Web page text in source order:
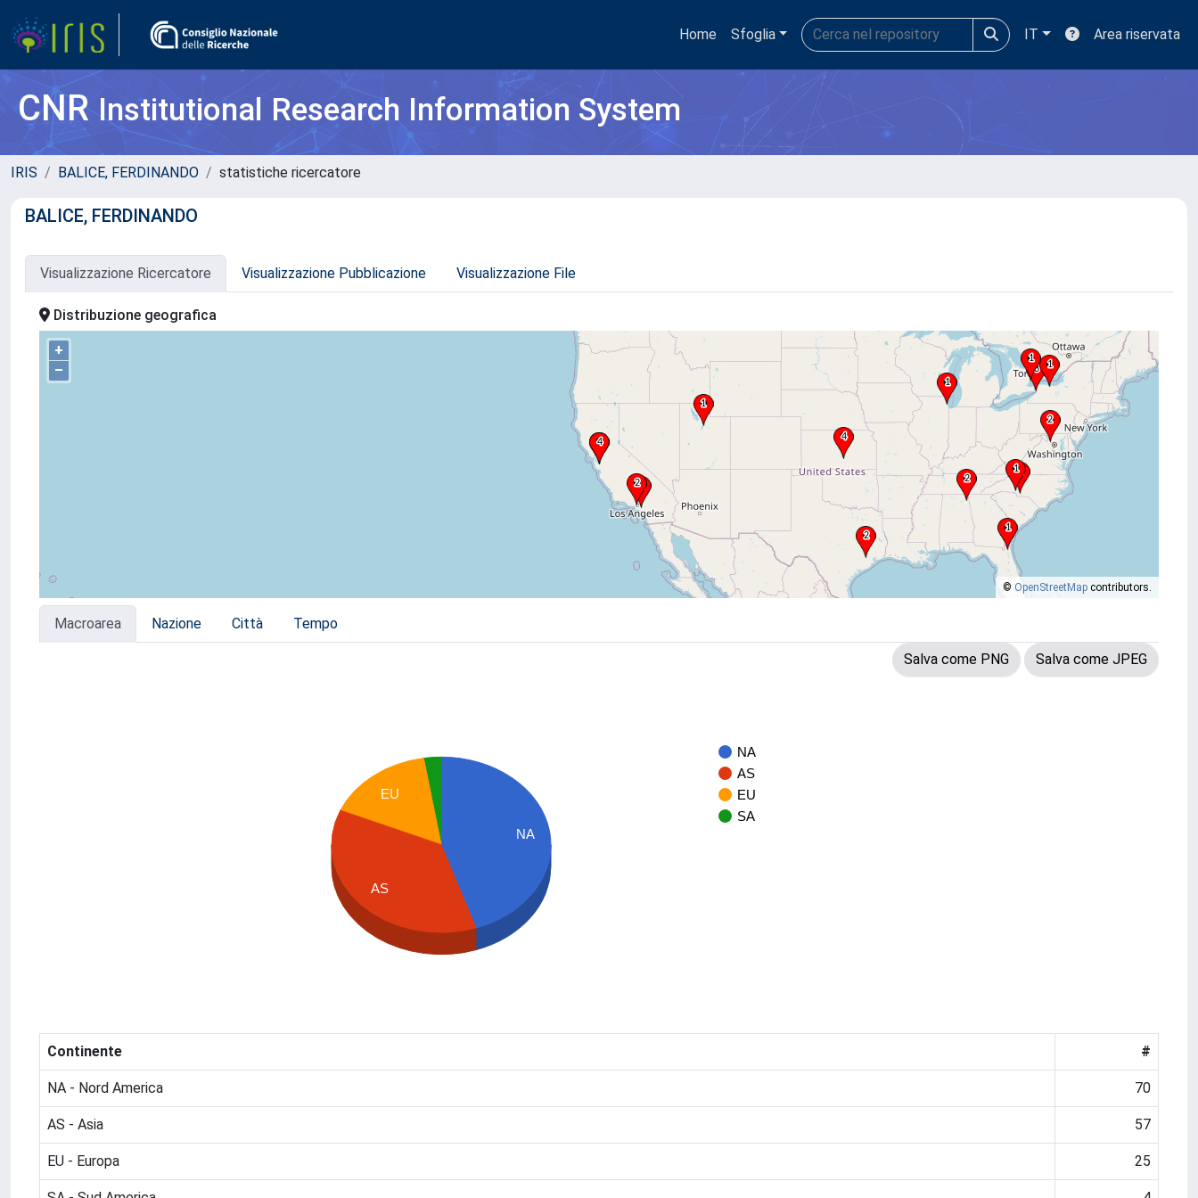
Home Sfoglia IT Area riservata
CNRInstitutional Research Information System
IRIS BALICE, FERDINANDO statistiche ricercatore
BALICE, FERDINANDO
Visualizzazione Ricercatore Visualizzazione Pubblicazione Visualizzazione File
Distribuzione geografica
+
–
© OpenStreetMap contributors.
Macroarea Nazione Città Tempo
Salva come PNG Salva come JPEG
NA
AS
EU
SA
NA
EU
AS
Continente #
NA - Nord America 70
AS - Asia 57
EU - Europa 25